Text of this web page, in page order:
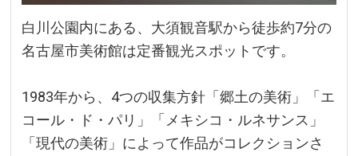
白川公園内にある、大須観音駅から徒歩約7分の
名古屋市美術館は定番観光スポットです。
1983年から、4つの収集方針「郷土の美術」「エ
コール・ド・パリ」「メキシコ・ルネサンス」
「現代の美術」によって作品がコレクションさ